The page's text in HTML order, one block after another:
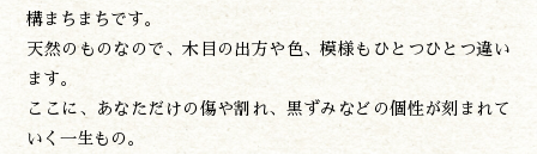
構まちまちです。
天然のものなので、木目の出方や色、模様もひとつひとつ違い
ます。
ここに、あなただけの傷や割れ、黒ずみなどの個性が刻まれて
いく一生もの。